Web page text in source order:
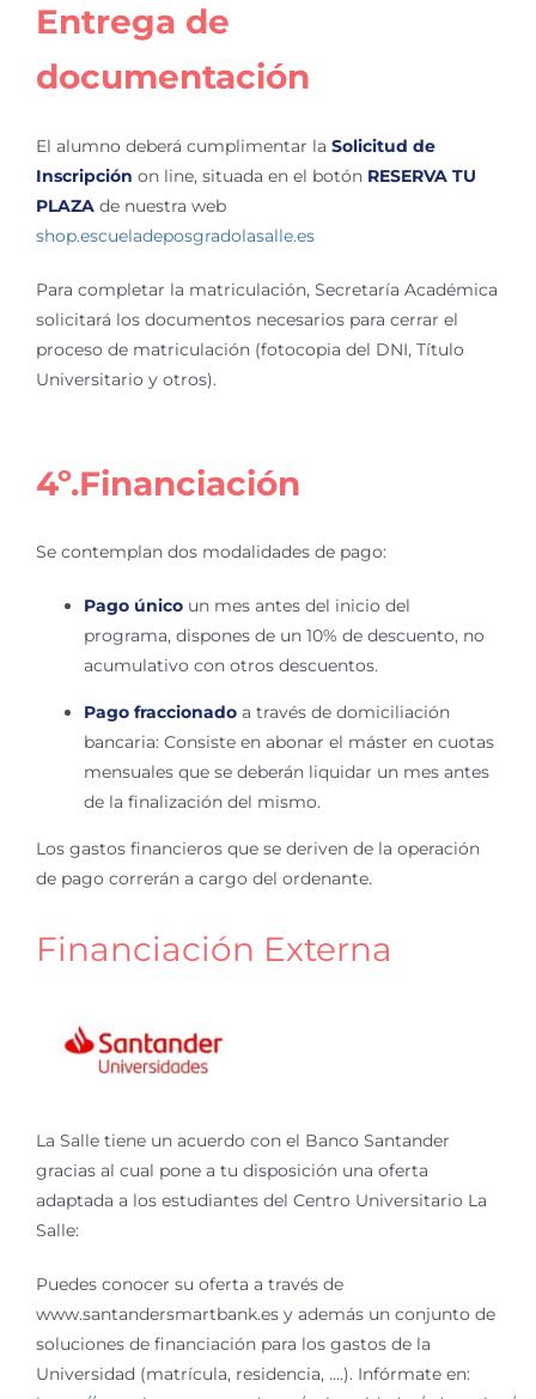
Entrega de
documentación
El alumno deberá cumplimentar la Solicitud de
Inscripción on line, situada en el botón RESERVA TU
PLAZA de nuestra web
shop.escueladeposgradolasalle.es
Para completar la matriculación, Secretaría Académica
solicitará los documentos necesarios para cerrar el
proceso de matriculación (fotocopia del DNI, Título
Universitario y otros).
4º.Financiación
Se contemplan dos modalidades de pago:
Pago únicoun mes antes del inicio del
programa, dispones de un 10% de descuento, no
acumulativo con otros descuentos.
Pago fraccionadoa través de domiciliación
bancaria: Consiste en abonar el máster en cuotas
mensuales que se deberán liquidar un mes antes
de la finalización del mismo.
Los gastos financieros que se deriven de la operación
de pago correrán a cargo del ordenante.
Financiación Externa
La Salle tiene un acuerdo con el Banco Santander
gracias al cual pone a tu disposición una oferta
adaptada a los estudiantes del Centro Universitario La
Salle:
Puedes conocer su oferta a través de
www.santandersmartbank.es y además un conjunto de
soluciones de financiación para los gastos de la
Universidad (matrícula, residencia, ….). Infórmate en: